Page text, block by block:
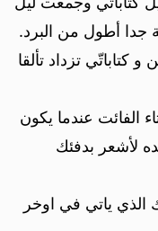
جدا أطول من البرد.
كتاباتّي تزداد تألقا
الفائت عندما يكون
لأشعر بدفئك
الذي ياتي في اوخر